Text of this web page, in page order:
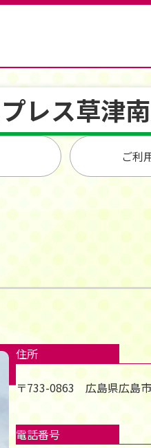
レス草津
ご利
住所
〒733-0863 広島県広島
電話番号